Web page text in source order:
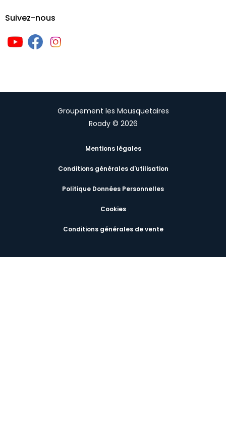
Suivez-nous
Groupement les Mousquetaires
Roady © 2026
Mentions légales
Conditions générales d'utilisation
Politique Données Personnelles
Cookies
Conditions générales de vente